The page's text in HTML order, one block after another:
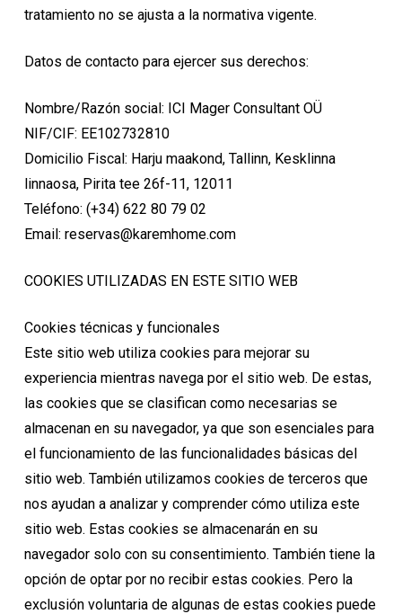
tratamiento no se ajusta a la normativa vigente.
Datos de contacto para ejercer sus derechos:
Nombre/Razón social: ICI Mager Consultant OÜ
NIF/CIF: EE102732810
Domicilio Fiscal: Harju maakond, Tallinn, Kesklinna
linnaosa, Pirita tee 26f-11, 12011
Teléfono: (+34) 622 80 79 02
Email: reservas@karemhome.com
COOKIES UTILIZADAS EN ESTE SITIO WEB
Cookies técnicas y funcionales
Este sitio web utiliza cookies para mejorar su
experiencia mientras navega por el sitio web. De estas,
las cookies que se clasifican como necesarias se
almacenan en su navegador, ya que son esenciales para
el funcionamiento de las funcionalidades básicas del
sitio web. También utilizamos cookies de terceros que
nos ayudan a analizar y comprender cómo utiliza este
sitio web. Estas cookies se almacenarán en su
navegador solo con su consentimiento. También tiene la
opción de optar por no recibir estas cookies. Pero la
exclusión voluntaria de algunas de estas cookies puede